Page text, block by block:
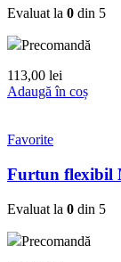
Evaluat la 0 din 5
Precomandă
113,00 lei
Adaugă în coș
Favorite
Furtun flexibil
Evaluat la 0 din 5
Precomandă